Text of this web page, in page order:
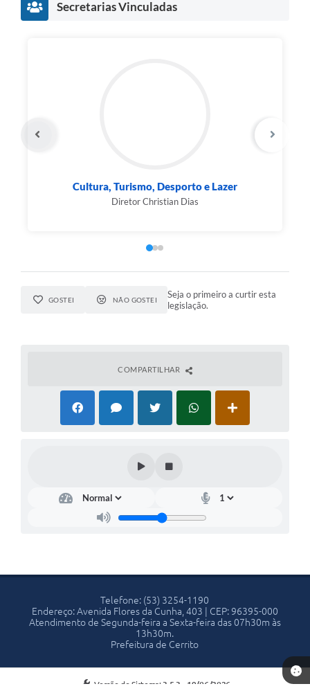
Secretarias Vinculadas
Cultura, Turismo, Desporto e Lazer
Diretor Christian Dias
GOSTEI NÃO GOSTEI
Seja o primeiro a curtir esta
legislação.
COMPARTILHAR
Telefone: (53) 3254-1190
Endereço: Avenida Flores da Cunha, 403 | CEP: 96395-000
Atendimento de Segunda-feira a Sexta-feira das 07h30m às
13h30m.
Prefeitura de Cerrito
Versão do Sistema: 3.5.3 - 19/06/2026